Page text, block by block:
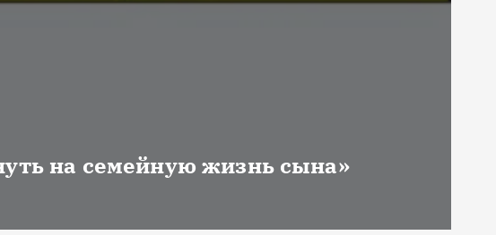
на семейную жизнь сына»